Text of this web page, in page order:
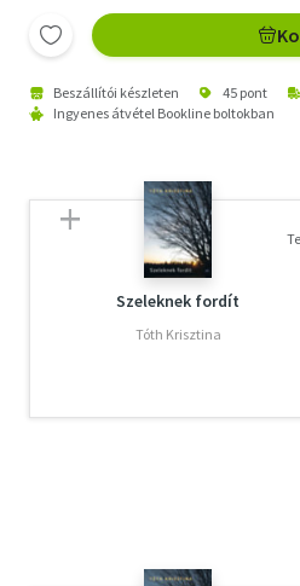
Beszállítói készleten 45 pont
Ingyenes átvétel Bookline boltokban
Szeleknek fordít
Tóth Krisztina